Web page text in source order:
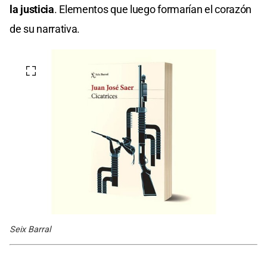
la justicia. Elementos que luego formarían el corazón
de su narrativa.
Seix Barral